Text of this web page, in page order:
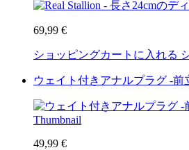
69,99 €
ショッピングカートに入れる
ウェイト付きアナルプラグ -前
49,99 €